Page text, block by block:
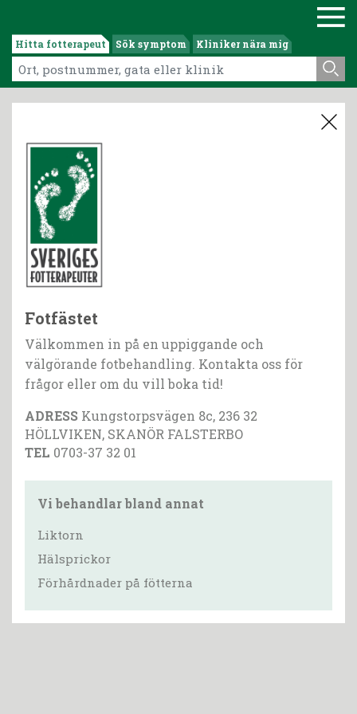
Hitta fotterapeut Sök symptom Kliniker nära mig
Fotfästet
Välkommen in på en uppiggande och
välgörande fotbehandling. Kontakta oss för
frågor eller om du vill boka tid!
ADRESS Kungstorpsvägen 8c, 236 32
HÖLLVIKEN, SKANÖR FALSTERBO
TEL 0703-37 32 01
Vi behandlar bland annat
Liktorn
Hälsprickor
Förhårdnader på fötterna